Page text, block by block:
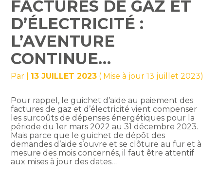
FACTURES DE GAZ ET
D’ÉLECTRICITÉ :
L’AVENTURE
CONTINUE…
Par 13 JUILLET 2023 ( Mise à jour 13 juillet 2023)
Pour rappel, le guichet d’aide au paiement des
factures de gaz et d’électricité vient compenser
les surcoûts de dépenses énergétiques pour la
période du 1er mars 2022 au 31 décembre 2023.
Mais parce que le guichet de dépôt des
demandes d’aide s’ouvre et se clôture au fur et à
mesure des mois concernés, il faut être attentif
aux mises à jour des dates…